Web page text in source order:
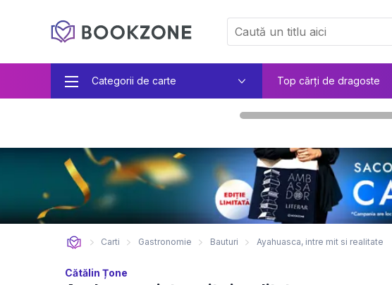
Categorii de carte Top cărți de dragoste
Carti Gastronomie Bauturi Ayahuasca, intre mit si realitate
Cătălin Țone